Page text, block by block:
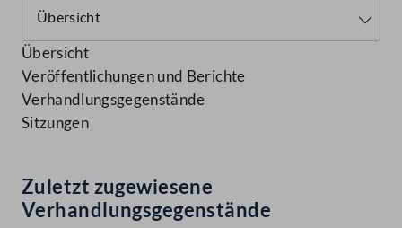
Übersicht
Veröffentlichungen und Berichte
Verhandlungsgegenstände
Sitzungen
Zuletzt zugewiesene
Verhandlungsgegenstände